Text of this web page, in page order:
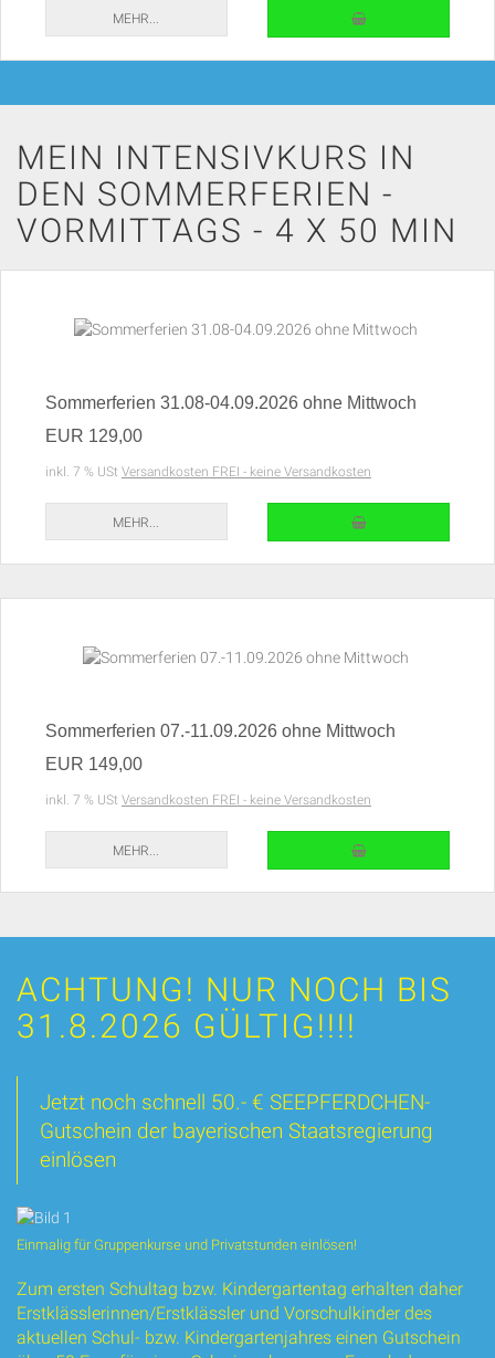
MEHR... IN DEN WARENKORB
MEIN INTENSIVKURS IN
DEN SOMMERFERIEN -
VORMITTAGS - 4 X 50 MIN
Sommerferien 31.08-04.09.2026 ohne Mittwoch
EUR 129,00
inkl. 7 % USt Versandkosten FREI - keine Versandkosten
MEHR... IN DEN WARENKORB
Sommerferien 07.-11.09.2026 ohne Mittwoch
EUR 149,00
inkl. 7 % USt Versandkosten FREI - keine Versandkosten
MEHR... IN DEN WARENKORB
ACHTUNG! NUR NOCH BIS
31.8.2026 GÜLTIG!!!!
Jetzt noch schnell 50.- € SEEPFERDCHEN-
Gutschein der bayerischen Staatsregierung
einlösen
Einmalig für Gruppenkurse und Privatstunden einlösen!
Zum ersten Schultag bzw. Kindergartentag erhalten daher
Erstklässlerinnen/Erstklässler und Vorschulkinder des
aktuellen Schul- bzw. Kindergartenjahres einen Gutschein